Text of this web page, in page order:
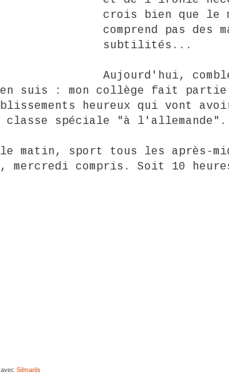
crois bien que le
comprend pas des
subtilités...
Aujourd'hui,
suis : mon collège fait
heureux qui vont
spéciale "à l'allemande".
le matin, sport tous les après-
mercredi compris. Soit 10
avec Silmarils